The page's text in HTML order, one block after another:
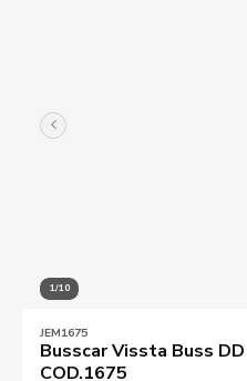
1/10
JEM1675
Busscar Vissta Buss
COD.1675